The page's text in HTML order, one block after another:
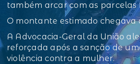
também arcar com as
O montante estimado chegava
A Advocacia-Geral da União
reforçada após a sanção de
violência contra a mulher.